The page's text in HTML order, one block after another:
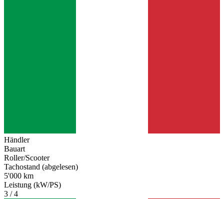
Händler
Bauart
Roller/Scooter
Tachostand (abgelesen)
5'000 km
Leistung (kW/PS)
3 / 4